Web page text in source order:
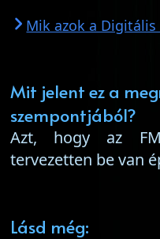
Mik azok a
Mit jelent ez a
szempontjából?
Azt, hogy az
tervezetten be van
Lásd még: